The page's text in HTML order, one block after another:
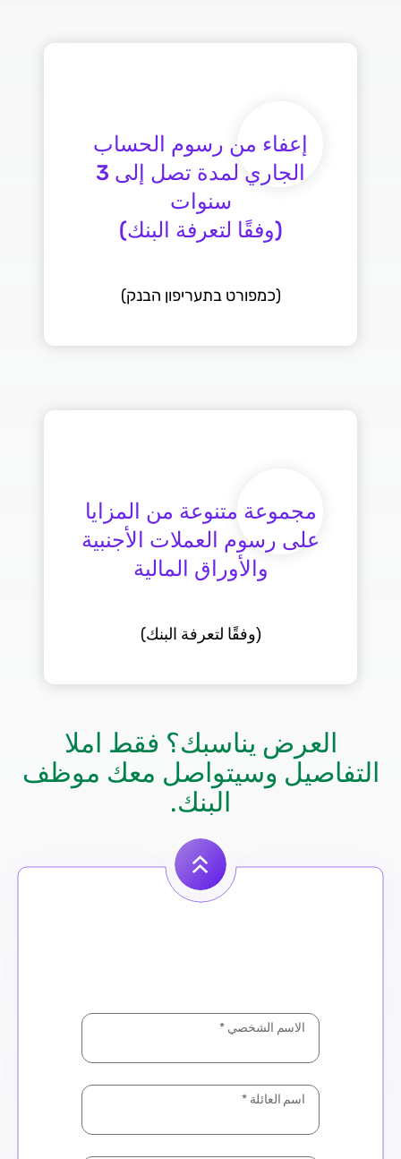
إعفاء من رسوم الحساب
الجاري لمدة تصل إلى 3
(כמפורט בתעריפון הבנק)
على رسوم العملات الأجنبية
(وفقًا لتعرفة البنك)
العرض يناسبك؟ فقط املا
التفاصيل وسيتواصل معك موظف
البنك.
الاسم الشخصي*
اسم العائلة*